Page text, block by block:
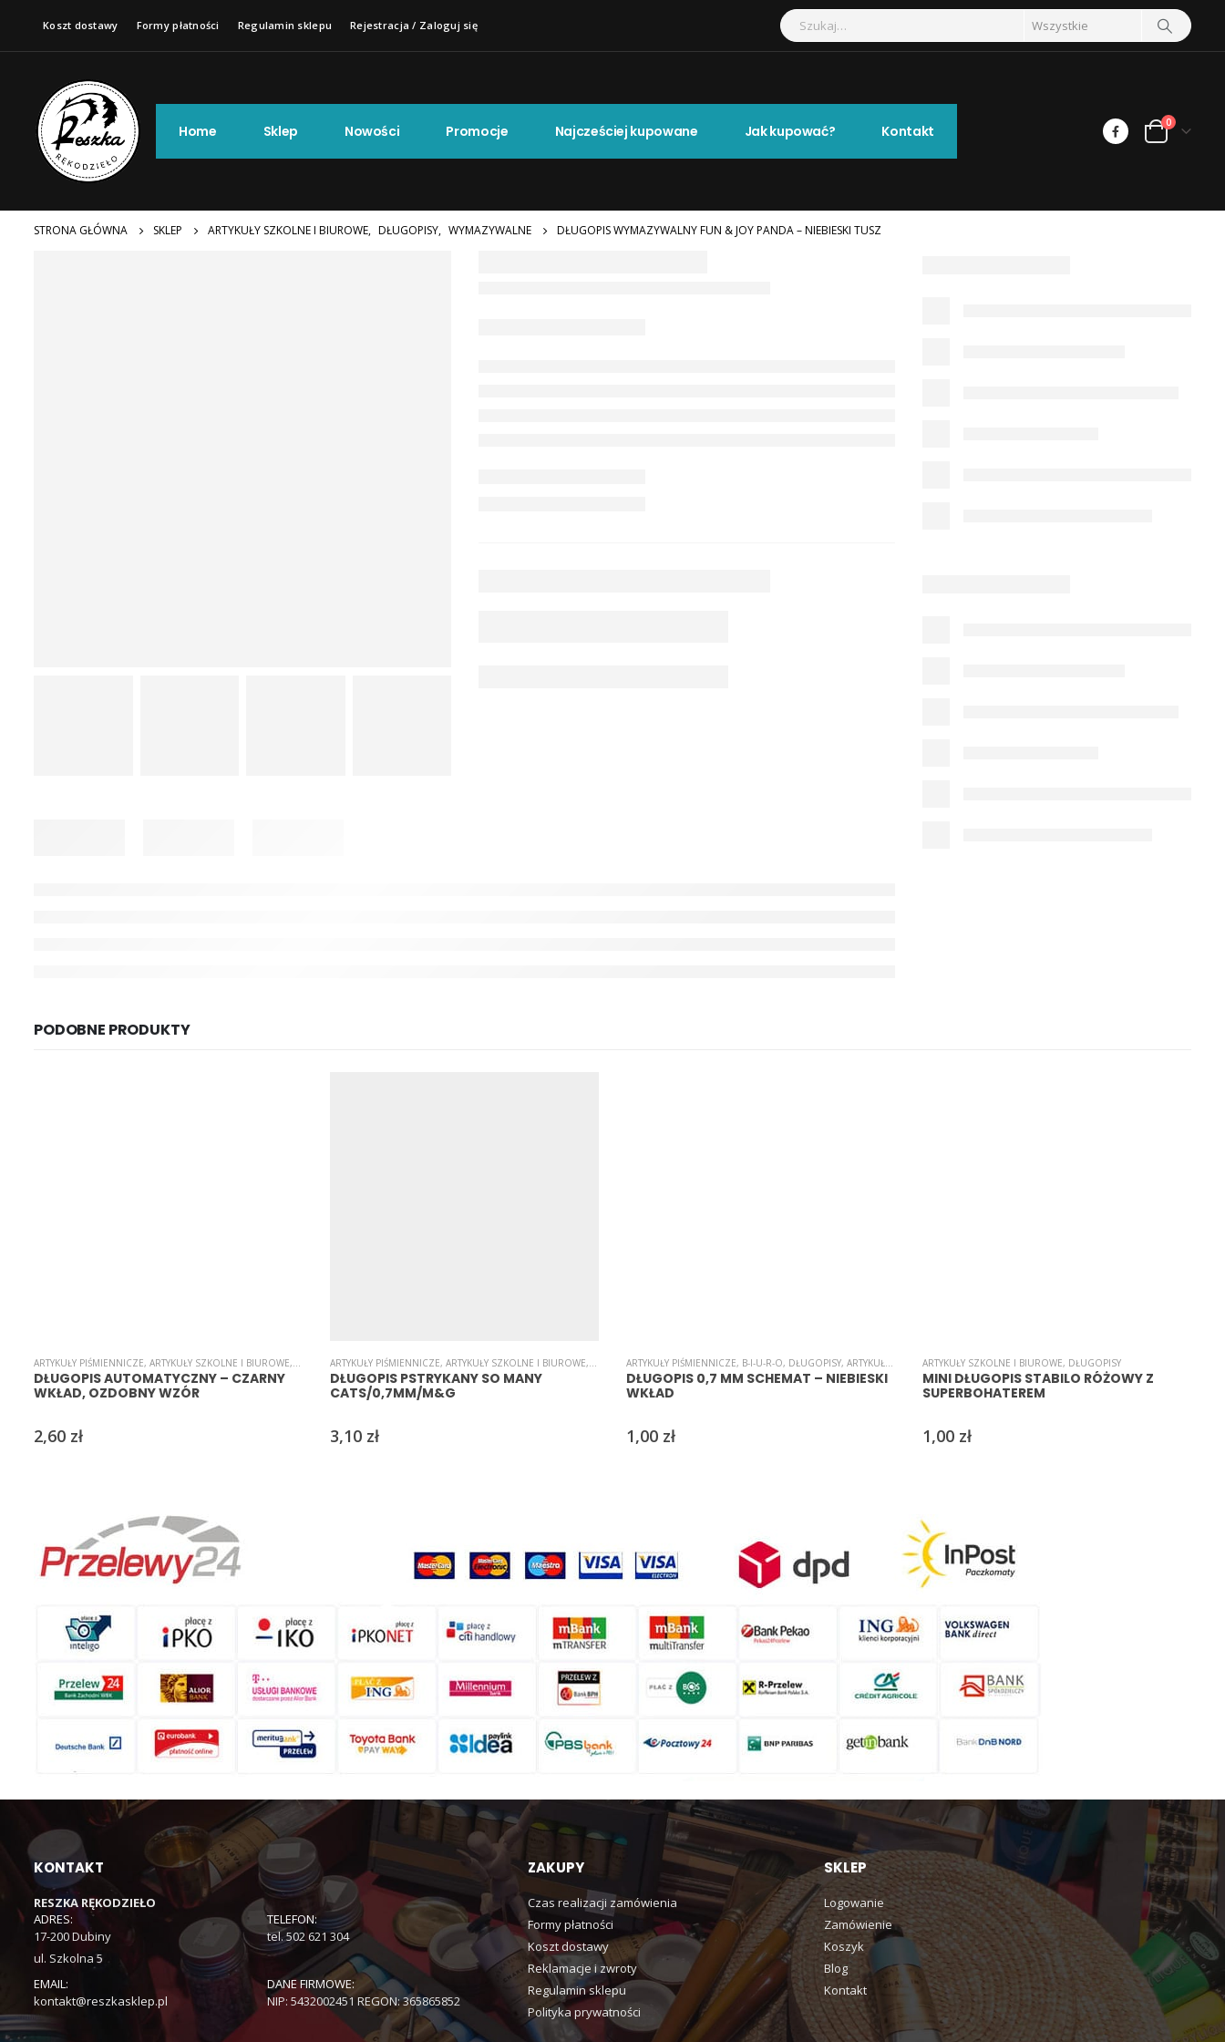
Koszt dostawy Formy płatności Regulamin sklepu Rejestracja / Zaloguj się
Home Sklep Nowości Promocje Najcześciej kupowane Jak kupować? Kontakt 0
STRONA GŁÓWNA SKLEP ARTYKUŁY SZKOLNE I BIUROWE, DŁUGOPISY, WYMAZYWALNE DŁUGOPIS WYMAZYWALNY FUN & JOY PANDA – NIEBIESKI TUSZ
PODOBNE PRODUKTY
ARTYKUŁY PIŚMIENNICZE, ARTYKUŁY SZKOLNE I BIUROWE, B-I-U-R-O,DŁUGOPISY,DŁUGOPISY
DŁUGOPIS AUTOMATYCZNY – CZARNY
WKŁAD, OZDOBNY WZÓR
2,60 zł
ARTYKUŁY PIŚMIENNICZE, ARTYKUŁY SZKOLNE I BIUROWE, B-I-U-R-O,DŁUGOPISY,DŁUGOPISY
DŁUGOPIS PSTRYKANY SO MANY
CATS/0,7MM/M&G
3,10 zł
ARTYKUŁY PIŚMIENNICZE, B-I-U-R-O, DŁUGOPISY, ARTYKUŁY SZKOLNE I BIUROWE ,DŁUGOPISY
DŁUGOPIS 0,7 MM SCHEMAT – NIEBIESKI
WKŁAD
1,00 zł
ARTYKUŁY SZKOLNE I BIUROWE, DŁUGOPISY
MINI DŁUGOPIS STABILO RÓŻOWY Z
SUPERBOHATEREM
1,00 zł
KONTAKT
RESZKA RĘKODZIEŁO
ADRES:
17-200 Dubiny
ul. Szkolna 5
TELEFON:
tel. 502 621 304
EMAIL:
kontakt@reszkasklep.pl
DANE FIRMOWE:
NIP: 5432002451 REGON: 365865852
ZAKUPY
Czas realizacji zamówienia
Formy płatności
Koszt dostawy
Reklamacje i zwroty
Regulamin sklepu
Polityka prywatności
SKLEP
Logowanie
Zamówienie
Koszyk
Blog
Kontakt